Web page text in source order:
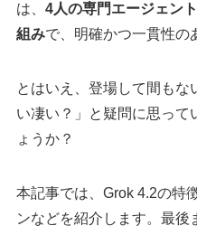
は、 4人の専門エージェン
組みで、明確かつ一貫性の
とはいえ、登場して間もな
い凄い？」と疑問に思って
ょうか？
本記事では、Grok 4.2の特
ンなどを紹介します。最